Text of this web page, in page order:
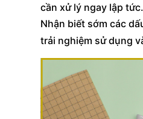
cần xử lý ngay lập tức.
Nhận biết sớm các
trải nghiệm sử dụng